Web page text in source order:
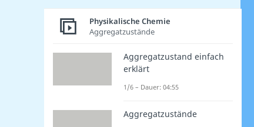
Physikalische Chemie
Aggregatzustände
Aggregatzustand einfach
erklärt
1/6 – Dauer: 04:55
Aggregatzustände